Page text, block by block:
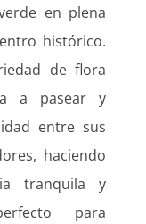
en plena
histórico.
de flora
a pasear y
entre sus
haciendo
tranquila y
para